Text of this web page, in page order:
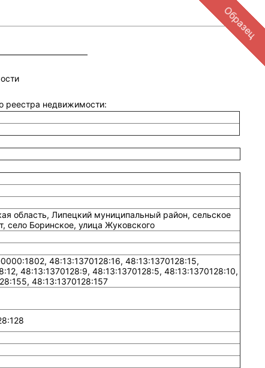
реестра недвижимости:
область, Липецкий муниципальный район, сельское
село Боринское, улица Жуковского
48:13:1370128:16, 48:13:1370128:15,
48:13:1370128:9, 48:13:1370128:5, 48:13:1370128:10,
48:13:1370128:157
Образец